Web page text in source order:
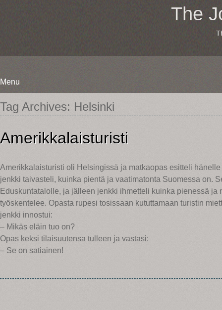
The
Menu
Skip
to
content
Tag Archives: Helsinki
Amerikkalaisturisti
Amerikkalaisturisti oli Helsingissä ja matkaopas esitteli
jenkki taivasteli, kuinka pientä ja vaatimatonta Suomessa on.
Eduskuntatalolle, ja jälleen jenkki ihmetteli kuinka pienessä ja
työskentelee. Opasta rupesi tosissaan kututtamaan turistin
jenkki innostui:
– Mikäs eläin tuo on?
Opas keksi tilaisuutensa tulleen ja vastasi:
– Se on satiainen!